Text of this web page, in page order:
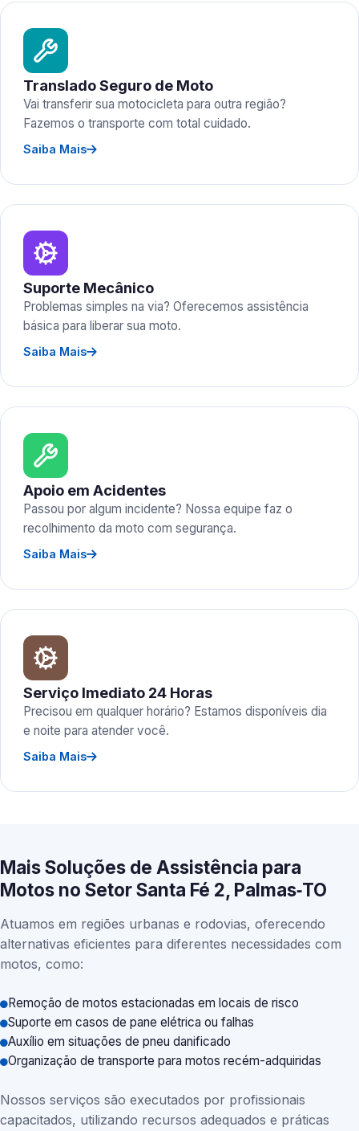
Translado Seguro de Moto
Vai transferir sua motocicleta para outra região?
Fazemos o transporte com total cuidado.
Saiba Mais
Suporte Mecânico
Problemas simples na via? Oferecemos assistência
básica para liberar sua moto.
Saiba Mais
Apoio em Acidentes
Passou por algum incidente? Nossa equipe faz o
recolhimento da moto com segurança.
Saiba Mais
Serviço Imediato 24 Horas
Precisou em qualquer horário? Estamos disponíveis dia
e noite para atender você.
Saiba Mais
Mais Soluções de Assistência para
Motos no Setor Santa Fé 2, Palmas‑TO
Atuamos em regiões urbanas e rodovias, oferecendo
alternativas eficientes para diferentes necessidades com
motos, como:
Remoção de motos estacionadas em locais de risco
Suporte em casos de pane elétrica ou falhas
Auxílio em situações de pneu danificado
Organização de transporte para motos recém-adquiridas
Nossos serviços são executados por profissionais
capacitados, utilizando recursos adequados e práticas